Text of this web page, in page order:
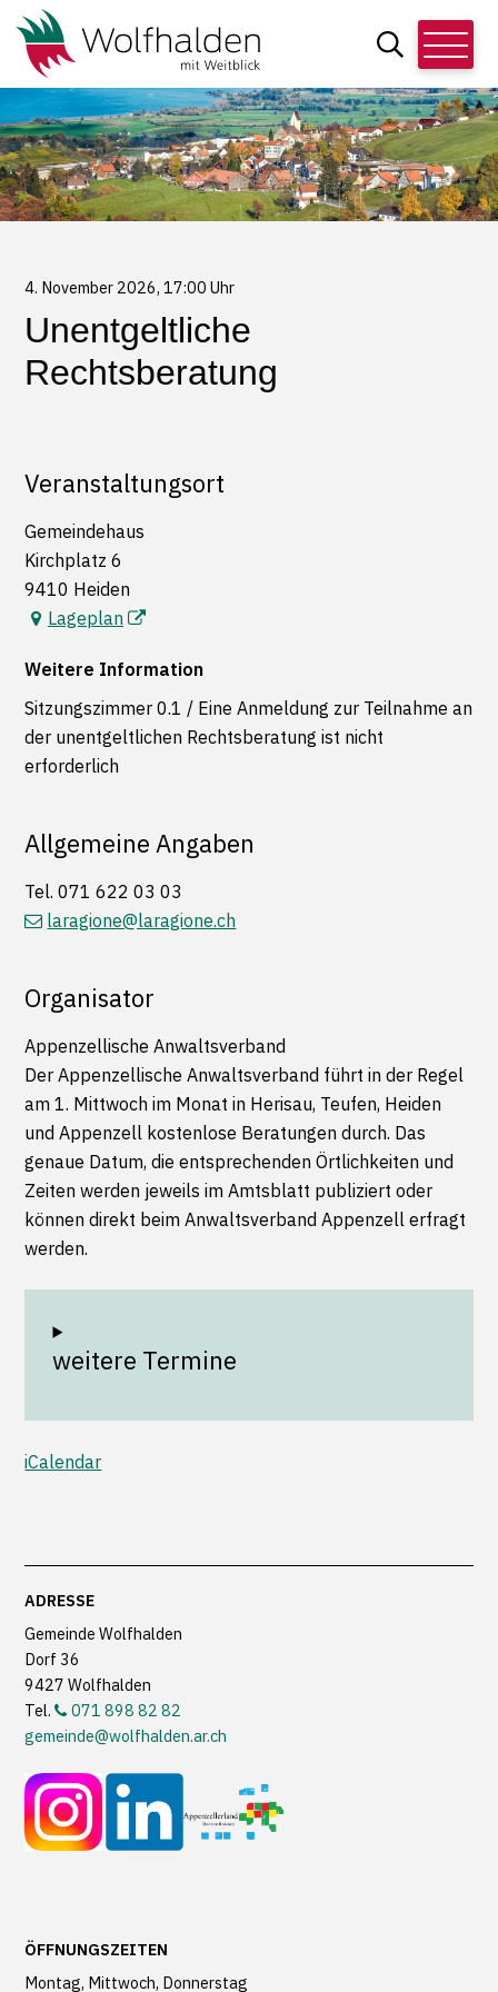
Navigieren in Wolfhalden
Schnellnavigation
Suche
Unentgeltliche
Rechtsberatung
4. November 2026, 17:00 Uhr
Veranstaltungsort
Gemeindehaus
Kirchplatz 6
9410 Heiden
Lageplan
Weitere Information
Sitzungszimmer 0.1 / Eine Anmeldung zur Teilnahme an
der unentgeltlichen Rechtsberatung ist nicht
erforderlich
Allgemeine Angaben
Tel.071 622 03 03
laragione@laragione.ch
Organisator
Appenzellische Anwaltsverband
Der Appenzellische Anwaltsverband führt in der Regel
am 1. Mittwoch im Monat in Herisau, Teufen, Heiden
und Appenzell kostenlose Beratungen durch. Das
genaue Datum, die entsprechenden Örtlichkeiten und
Zeiten werden jeweils im Amtsblatt publiziert oder
können direkt beim Anwaltsverband Appenzell erfragt
werden.
weitere Termine
iCalendar
ADRESSE
Gemeinde Wolfhalden
Dorf 36
9427 Wolfhalden
Tel.
071 898 82 82
gemeinde@wolfhalden.ar.ch
ÖFFNUNGSZEITEN
Montag, Mittwoch, Donnerstag